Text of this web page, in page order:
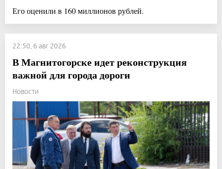
Его оценили в 160 миллионов рублей.
22:50, 6 авг 2026
В Магнитогорске идет реконструкция
важной для города дороги
Новости